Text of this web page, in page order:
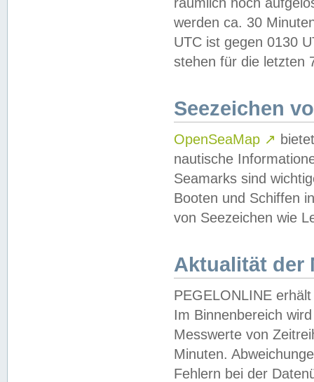
räumlich hoch
werden ca. 30
UTC ist gegen 0130
stehen für die letzten
Seezeichen
OpenSeaMap ↗
nautische
Seamarks sind
Booten und Schiffen
von Seezeichen wie
Aktualität der
PEGELONLINE
Im Binnenbereich
Messwerte von
Minuten.
Fehlern bei der